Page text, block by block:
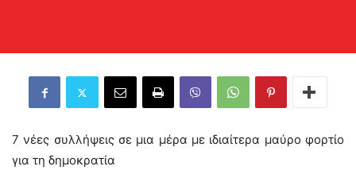
7 νέες συλλήψεις σε μια μέρα με ιδιαίτερα μαύρο φορτίο
για τη δημοκρατία